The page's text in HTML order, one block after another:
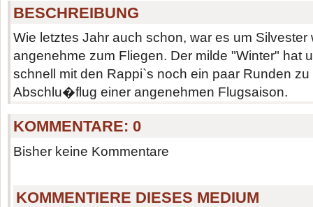
BESCHREIBUNG
Wie letztes Jahr auch schon, war es um Silvester
angenehme zum Fliegen. Der milde "Winter" hat
schnell mit den Rappi`s noch ein paar Runden
Abschlu�flug einer angenehmen Flugsaison.
KOMMENTARE:0
Bisher keine Kommentare
KOMMENTIERE DIESES MEDIUM